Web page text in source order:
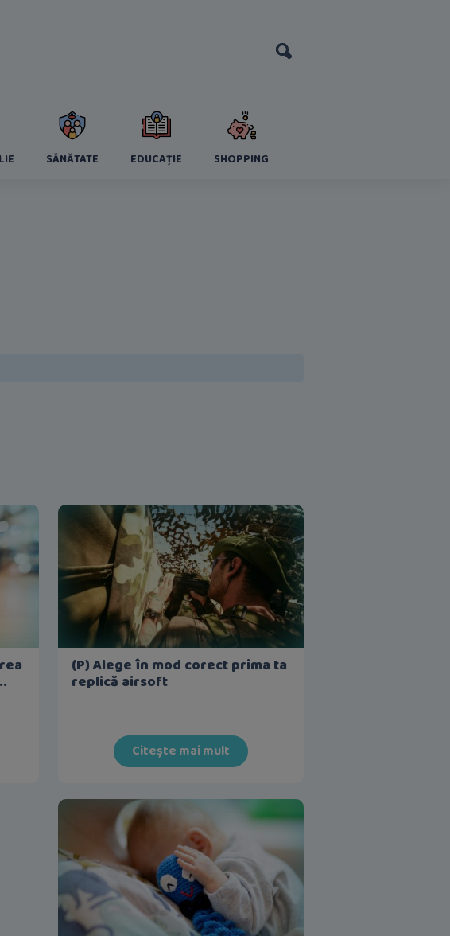
SĂNĂTATE EDUCAȚIE SHOPPING
(P) Alege în mod corect prima ta
replică airsoft
Citește mai mult